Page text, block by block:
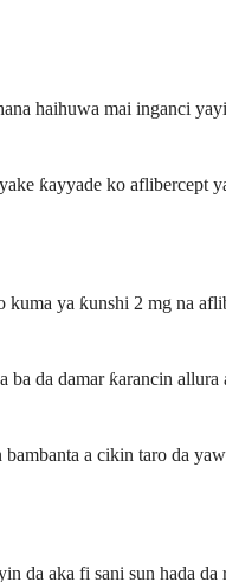
haihuwa mai inganci
ƙayyade ko aflibercept
kuma ya ƙunshi 2 mg na
da damar ƙarancin allura
a cikin taro da
da aka fi sani sun hada